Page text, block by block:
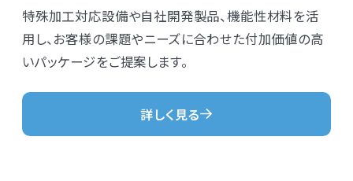
特殊加工対応設備や自社開発製品、機能性材料を活
用し、お客様の課題やニーズに合わせた付加価値の高
いパッケージをご提案します。
詳しく見る